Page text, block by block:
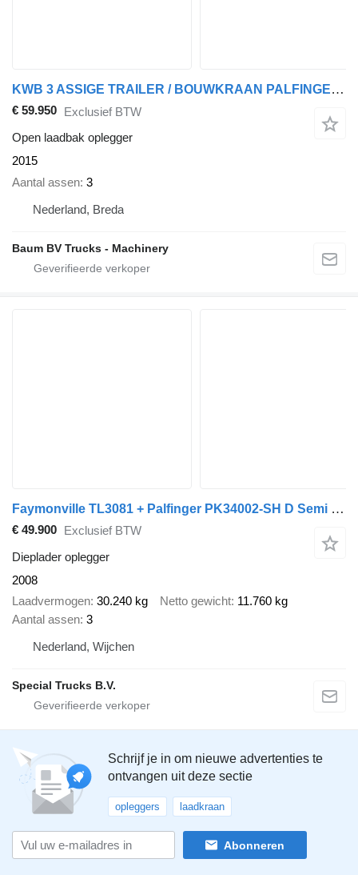
KWB 3 ASSIGE TRAILER / BOUWKRAAN PALFINGER PK 40001 KRAAN / 40 TM KR
€ 59.950 Exclusief BTW
Open laadbak oplegger
2015
Aantal assen 3
Nederland, Breda
Baum BV Trucks - Machinery
Faymonville TL3081 + Palfinger PK34002-SH D Semi lowloader / dieplader / tie
€ 49.900
Exclusief BTW
Dieplader oplegger
2008
Laadvermogen 30.240 kg Netto gewicht 11.760 kg
Aantal assen 3
Nederland, Wijchen
Special Trucks B.V.
Schrijf je in om nieuwe advertenties te
ontvangen uit deze sectie
opleggers laadkraan
Abonneren